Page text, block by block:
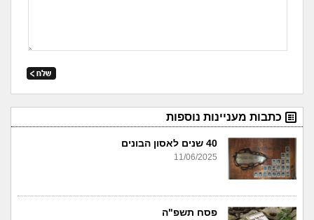
כתבות מעניינות נוספות
40 שנים לאסון הבונים
11/06/2025
פסח תשפ"ה